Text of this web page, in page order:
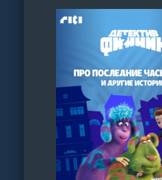
АУДИОКНИГЕ